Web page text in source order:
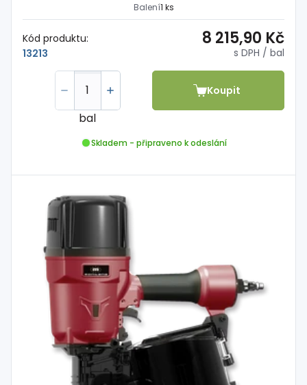
Balení1 ks
Kód produktu:
13213
8 215,90 Kč
s DPH / bal
bal
Koupit
Skladem - připraveno k odeslání